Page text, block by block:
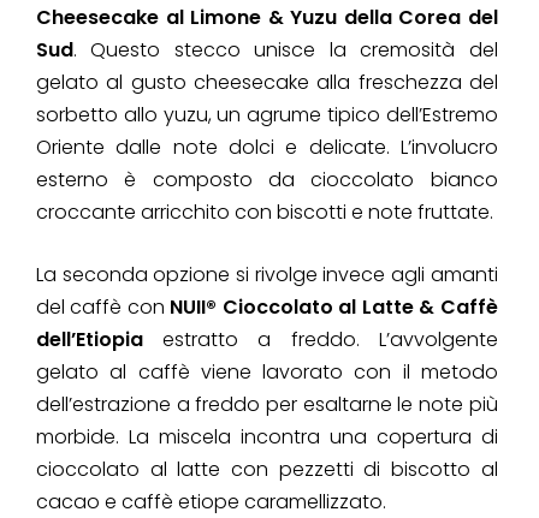
Cheesecake al Limone & Yuzu della Corea del
Sud. Questo stecco unisce la cremosità del
gelato al gusto cheesecake alla freschezza del
sorbetto allo yuzu, un agrume tipico dell’Estremo
Oriente dalle note dolci e delicate. L’involucro
esterno è composto da cioccolato bianco
croccante arricchito con biscotti e note fruttate.
La seconda opzione si rivolge invece agli amanti
del caffè con NUII® Cioccolato al Latte & Caffè
dell’Etiopia estratto a freddo. L’avvolgente
gelato al caffè viene lavorato con il metodo
dell’estrazione a freddo per esaltarne le note più
morbide. La miscela incontra una copertura di
cioccolato al latte con pezzetti di biscotto al
cacao e caffè etiope caramellizzato.